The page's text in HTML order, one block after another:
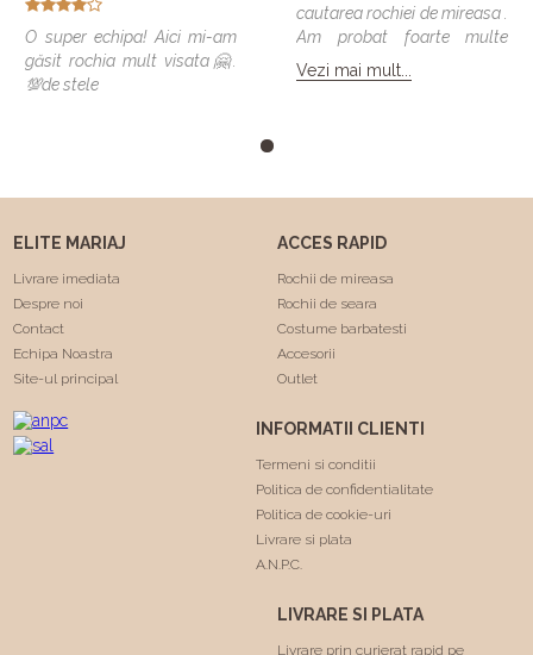
O super echipa! Aici mi-am
găsit rochia mult visata🤗.
💯de stele
cautarea rochiei de mireasa .
Am probat foarte multe
modele si vreau sa spun ca
toate veneau bine , dar
"Trash the dress" si a rezistat
multumesc echipa Elite
Mariaj faceti minuni .❤️❤️
Vezi mai mult...
ELITE MARIAJ
Livrare imediata
Despre noi
Contact
Echipa Noastra
Site-ul principal
ACCES RAPID
Rochii de mireasa
Rochii de seara
Costume barbatesti
Accesorii
Outlet
INFORMATII CLIENTI
Termeni si conditii
Politica de confidentialitate
Politica de cookie-uri
Livrare si plata
A.N.P.C.
LIVRARE SI PLATA
Livrare prin curierat rapid pe